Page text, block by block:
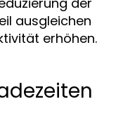
ausgleichen
erhöhen.